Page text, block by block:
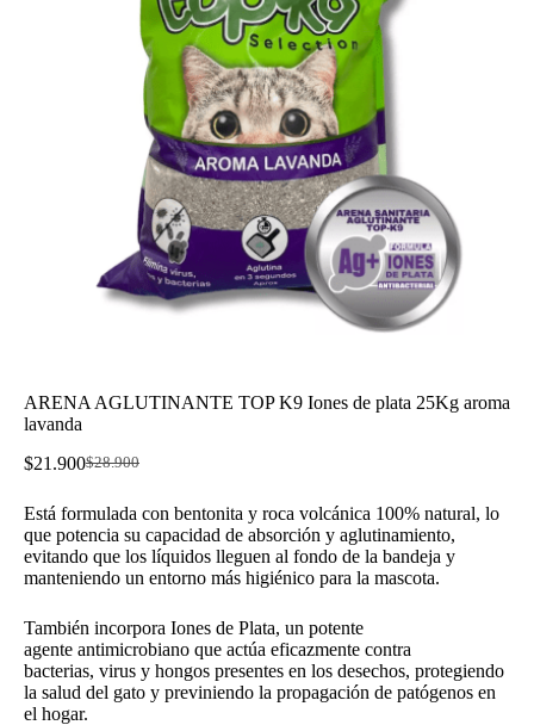
ARENA AGLUTINANTE TOP K9 Iones de plata 25Kg aroma
lavanda
$28.900
El
original
era:
$28.900.
$21.900El
actual
es:
$21.900.
Está formulada con bentonita y roca volcánica 100% natural, lo
que potencia su capacidad de absorción y aglutinamiento,
evitando que los líquidos lleguen al fondo de la bandeja y
manteniendo un entorno más higiénico para la mascota.
También incorpora Iones de Plata, un potente
agente antimicrobiano que actúa eficazmente contra
bacterias, virus y hongos presentes en los desechos, protegiendo
la salud del gato y previniendo la propagación de patógenos en
el hogar.